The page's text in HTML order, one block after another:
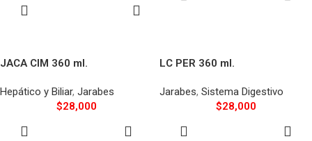
JACA CIM 360 ml.
Hepático y Biliar, Jarabes
$28,000
LC PER 360 ml.
Jarabes, Sistema Digestivo
$28,000